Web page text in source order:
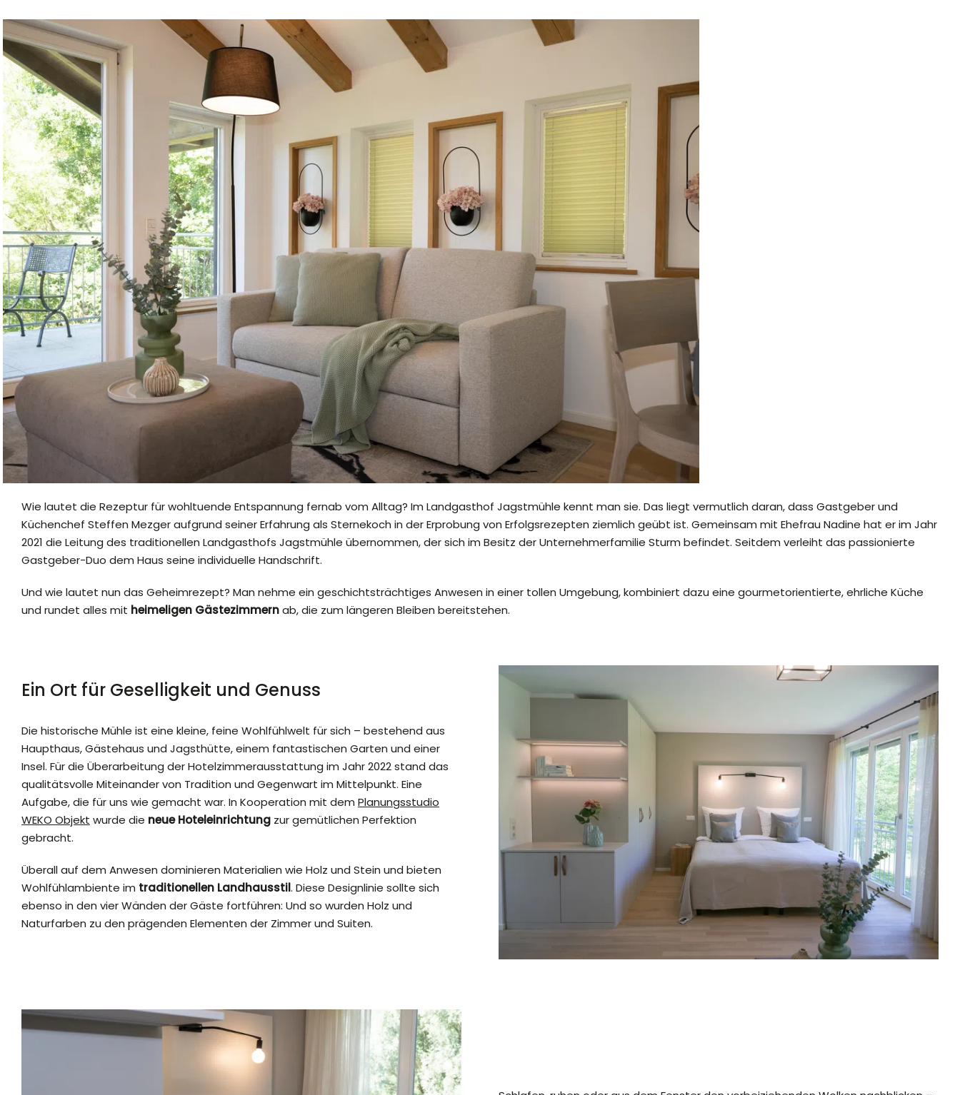
Wie lautet die Rezeptur für wohltuende Entspannung fernab vom Alltag? Im Landgasthof Jagstmühle kennt man sie. Das liegt vermutlich daran, dass Gastgeber und
Küchenchef Steffen Mezger aufgrund seiner Erfahrung als Sternekoch in der Erprobung von Erfolgsrezepten ziemlich geübt ist. Gemeinsam mit Ehefrau Nadine hat er im Jahr
2021 die Leitung des traditionellen Landgasthofs Jagstmühle übernommen, der sich im Besitz der Unternehmerfamilie Sturm befindet. Seitdem verleiht das passionierte
Gastgeber-Duo dem Haus seine individuelle Handschrift.
Und wie lautet nun das Geheimrezept? Man nehme ein geschichtsträchtiges Anwesen in einer tollen Umgebung, kombiniert dazu eine gourmetorientierte, ehrliche Küche
und rundet alles mit heimeligen Gästezimmernab, die zum längeren Bleiben bereitstehen.
Ein Ort für Geselligkeit und Genuss
Die historische Mühle ist eine kleine, feine Wohlfühlwelt für sich – bestehend aus
Haupthaus, Gästehaus und Jagsthütte, einem fantastischen Garten und einer
Insel. Für die Überarbeitung der Hotelzimmerausstattung im Jahr 2022 stand das
qualitätsvolle Miteinander von Tradition und Gegenwart im Mittelpunkt. Eine
Aufgabe, die für uns wie gemacht war. In Kooperation mit dem Planungsstudio
WEKO Objekt wurde die neue Hoteleinrichtungzur gemütlichen Perfektion
gebracht.
Überall auf dem Anwesen dominieren Materialien wie Holz und Stein und bieten
Wohlfühlambiente im traditionellen Landhausstil. Diese Designlinie sollte sich
ebenso in den vier Wänden der Gäste fortführen: Und so wurden Holz und
Naturfarben zu den prägenden Elementen der Zimmer und Suiten.